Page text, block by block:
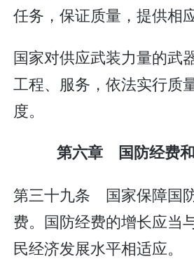
任务，保证质量，提供相
国家对供应武装力量的武
工程、服务，依法实行质
度。
第六章 国防经费
第三十九条 国家保障国
费。国防经费的增长应当
民经济发展水平相适应。